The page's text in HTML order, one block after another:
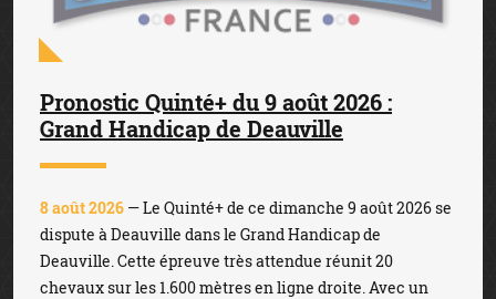
Pronostic Quinté+ du 9 août 2026 :
Grand Handicap de Deauville
8 août 2026 — Le Quinté+ de ce dimanche 9 août 2026 se
dispute à Deauville dans le Grand Handicap de
Deauville. Cette épreuve très attendue réunit 20
chevaux sur les 1.600 mètres en ligne droite. Avec un